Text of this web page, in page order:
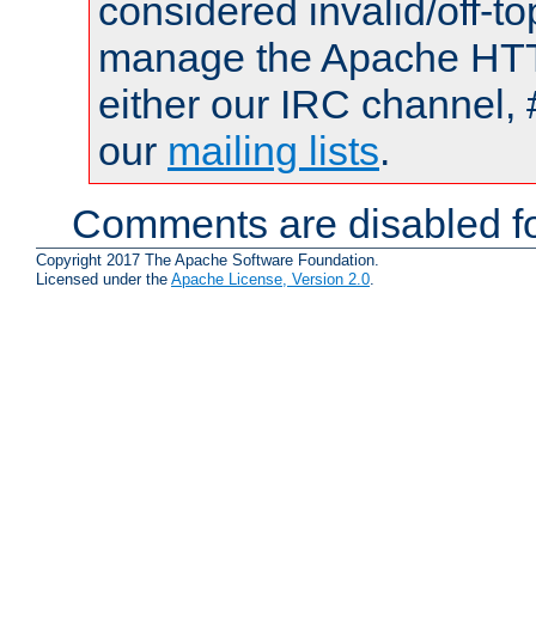
considered invalid/off-
manage the Apache
either our IRC channel,
our mailing lists.
Comments are disabled
Copyright 2017 The Apache Software Foundation.
Licensed under the Apache License, Version 2.0.